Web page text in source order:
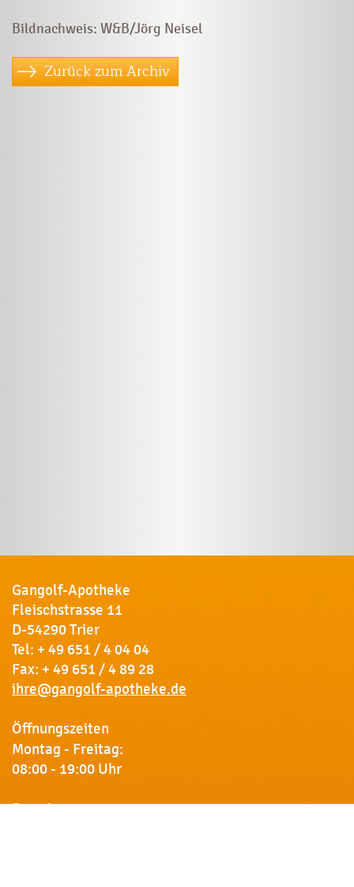
Bildnachweis: W&B/Jörg Neisel
Zurück zum Archiv
Gangolf-Apotheke
Fleischstrasse 11
D-54290 Trier
Tel: + 49 651 / 4 04 04
Fax: + 49 651 / 4 89 28
ihre@gangolf-apotheke.de
Öffnungszeiten
Montag - Freitag:
08:00 - 19:00 Uhr
Samstag: